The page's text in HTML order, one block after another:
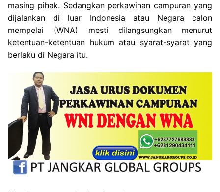
masing pihak. Sedangkan perkawinan campuran yang
dijalankan di luar Indonesia atau Negara calon
mempelai (WNA) mesti dilangsungkan menurut
ketentuan-ketentuan hukum atau syarat-syarat yang
berlaku di Negara itu.